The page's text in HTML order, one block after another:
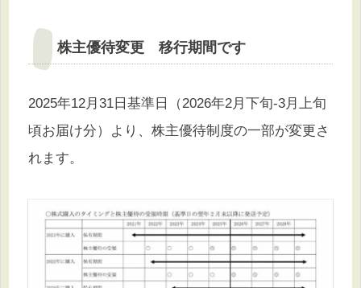
株主優待変更 移行期間です
2025年12月31日基準日（2026年2月下旬-3月上旬
頃お届け分）より、株主優待制度の一部が変更さ
れます。